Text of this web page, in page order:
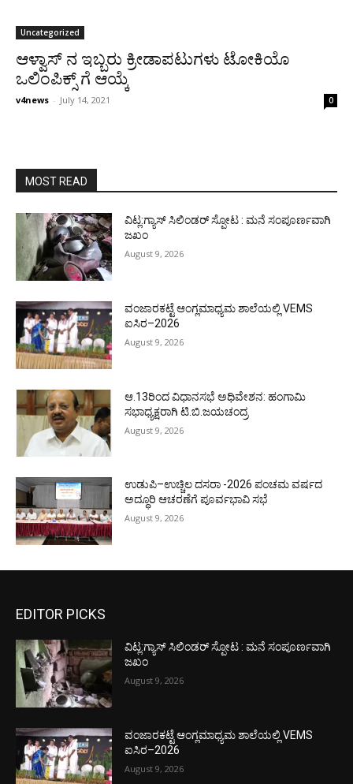
Uncategorized
ಆಳ್ವಾಸ್‌ ನ ಇಬ್ಬರು ಕ್ರೀಡಾಪಟುಗಳು ಟೋಕಿಯೊ
ಒಲಿಂಪಿಕ್ಸ್ ಗೆ ಆಯ್ಕೆ
v4news - July 14, 2021 0
MOST READ
ವಿಟ್ಲ:ಗ್ಯಾಸ್ ಸಿಲಿಂಡರ್ ಸ್ಪೋಟ : ಮನೆ ಸಂಪೂರ್ಣವಾಗಿ
ಜಖಂ
August 9, 2026
ವಂಜಾರಕಟ್ಟೆ ಆಂಗ್ಲಮಾಧ್ಯಮ ಶಾಲೆಯಲ್ಲಿ VEMS
ಐಸಿರ–2026
August 9, 2026
ಆ.13ರಿಂದ ವಿಧಾನಸಭೆ ಅಧಿವೇಶನ: ಹಂಗಾಮಿ
ಸಭಾಧ್ಯಕ್ಷರಾಗಿ ಟಿ.ಬಿ.ಜಯಚಂದ್ರ
August 9, 2026
ಉಡುಪಿ–ಉಚ್ಚಿಲ ದಸರಾ -2026 ಪಂಚಮ ವರ್ಷದ
ಅದ್ಧೂರಿ ಆಚರಣೆಗೆ ಪೂರ್ವಭಾವಿ ಸಭೆ
August 9, 2026
EDITOR PICKS
ವಿಟ್ಲ:ಗ್ಯಾಸ್ ಸಿಲಿಂಡರ್ ಸ್ಪೋಟ : ಮನೆ ಸಂಪೂರ್ಣವಾಗಿ
ಜಖಂ
August 9, 2026
ವಂಜಾರಕಟ್ಟೆ ಆಂಗ್ಲಮಾಧ್ಯಮ ಶಾಲೆಯಲ್ಲಿ VEMS
ಐಸಿರ–2026
August 9, 2026